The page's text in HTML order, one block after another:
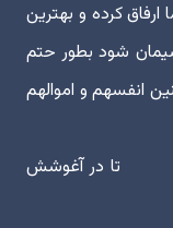
کرده و بهترین
شود بطور حتم
انفسهم و اموالهم
تا در آغوشش